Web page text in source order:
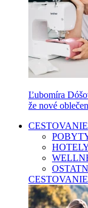
Ľubomíra
že nové
CESTOVANIE
CESTOVANIE